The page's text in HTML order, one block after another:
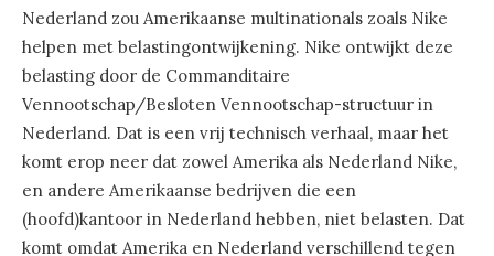
Nederland zou Amerikaanse multinationals zoals Nike
helpen met belastingontwijkening. Nike ontwijkt deze
belasting door de Commanditaire
Vennootschap/Besloten Vennootschap-structuur in
Nederland. Dat is een vrij technisch verhaal, maar het
komt erop neer dat zowel Amerika als Nederland Nike,
en andere Amerikaanse bedrijven die een
(hoofd)kantoor in Nederland hebben, niet belasten. Dat
komt omdat Amerika en Nederland verschillend tegen